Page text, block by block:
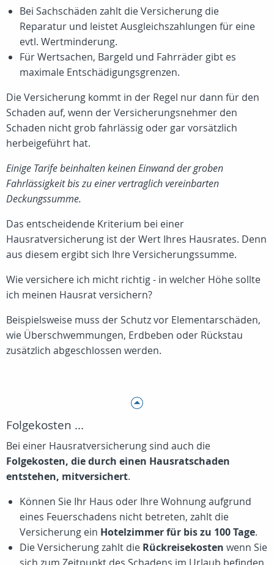
Bei Sachschäden zahlt die Versicherung die
Reparatur und leistet Ausgleichszahlungen für eine
evtl. Wertminderung.
Für Wertsachen, Bargeld und Fahrräder gibt es
maximale Entschädigungsgrenzen.
Die Versicherung kommt in der Regel nur dann für den
Schaden auf, wenn der Versicherungsnehmer den
Schaden nicht grob fahrlässig oder gar vorsätzlich
herbeigeführt hat.
Einige Tarife beinhalten keinen Einwand der groben
Fahrlässigkeit bis zu einer vertraglich vereinbarten
Deckungssumme.
Das entscheidende Kriterium bei einer
Hausratversicherung ist der Wert Ihres Hausrates. Denn
aus diesem ergibt sich Ihre Versicherungssumme.
Wie versichere ich micht richtig - in welcher Höhe sollte
ich meinen Hausrat versichern?
Beispielsweise muss der Schutz vor Elementarschäden,
wie Überschwemmungen, Erdbeben oder Rückstau
zusätzlich abgeschlossen werden.
Folgekosten ...
Bei einer Hausratversicherung sind auch die
Folgekosten, die durch einen Hausratschaden
entstehen, mitversichert.
Können Sie Ihr Haus oder Ihre Wohnung aufgrund
eines Feuerschadens nicht betreten, zahlt die
Versicherung ein Hotelzimmer für bis zu 100 Tage.
Die Versicherung zahlt die Rückreisekosten wenn Sie